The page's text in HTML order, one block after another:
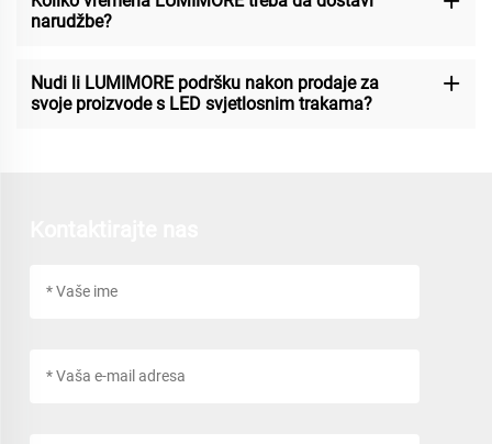
narudžbe?
Nudi li LUMIMORE podršku nakon prodaje za
svoje proizvode s LED svjetlosnim trakama?